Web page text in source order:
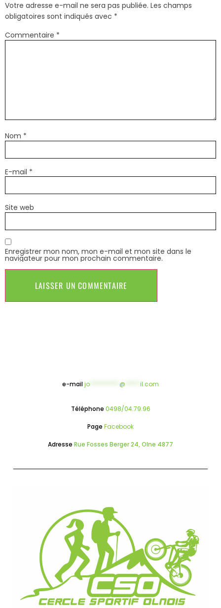
Votre adresse e-mail ne sera pas publiée. Les champs
obligatoires sont indiqués avec *
Commentaire *
Nom *
E-mail *
Site web
Enregistrer mon nom, mon e-mail et mon site dans le
navigateur pour mon prochain commentaire.
e-mailjo @ il.com
Téléphone 0498/04.79.96
Page Facebook
Adresse Rue Fosses Berger 24, Olne 4877